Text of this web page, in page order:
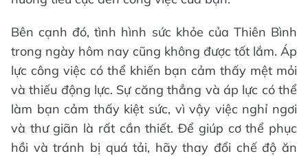
Bên cạnh đó, tình hình sức khỏe của Thiên Bình
trong ngày hôm nay cũng không được tốt lắm. Áp
lực công việc có thể khiến bạn cảm thấy mệt mỏi
và thiếu động lực. Sự căng thẳng và áp lực có thể
làm bạn cảm thấy kiệt sức, vì vậy việc nghỉ ngơi
và thư giãn là rất cần thiết. Để giúp cơ thể phục
hồi và tránh bị quá tải, hãy thay đổi chế độ ăn